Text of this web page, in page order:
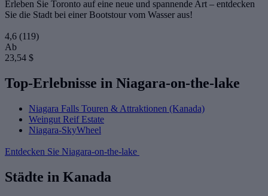
Erleben Sie Toronto auf eine neue und spannende Art – entdecken
Sie die Stadt bei einer Bootstour vom Wasser aus!
4,6 (119)
Ab
23,54 $
Top-Erlebnisse in Niagara-on-the-lake
Niagara Falls Touren & Attraktionen (Kanada)
Weingut Reif Estate
Niagara-SkyWheel
Entdecken Sie Niagara-on-the-lake
Städte in Kanada